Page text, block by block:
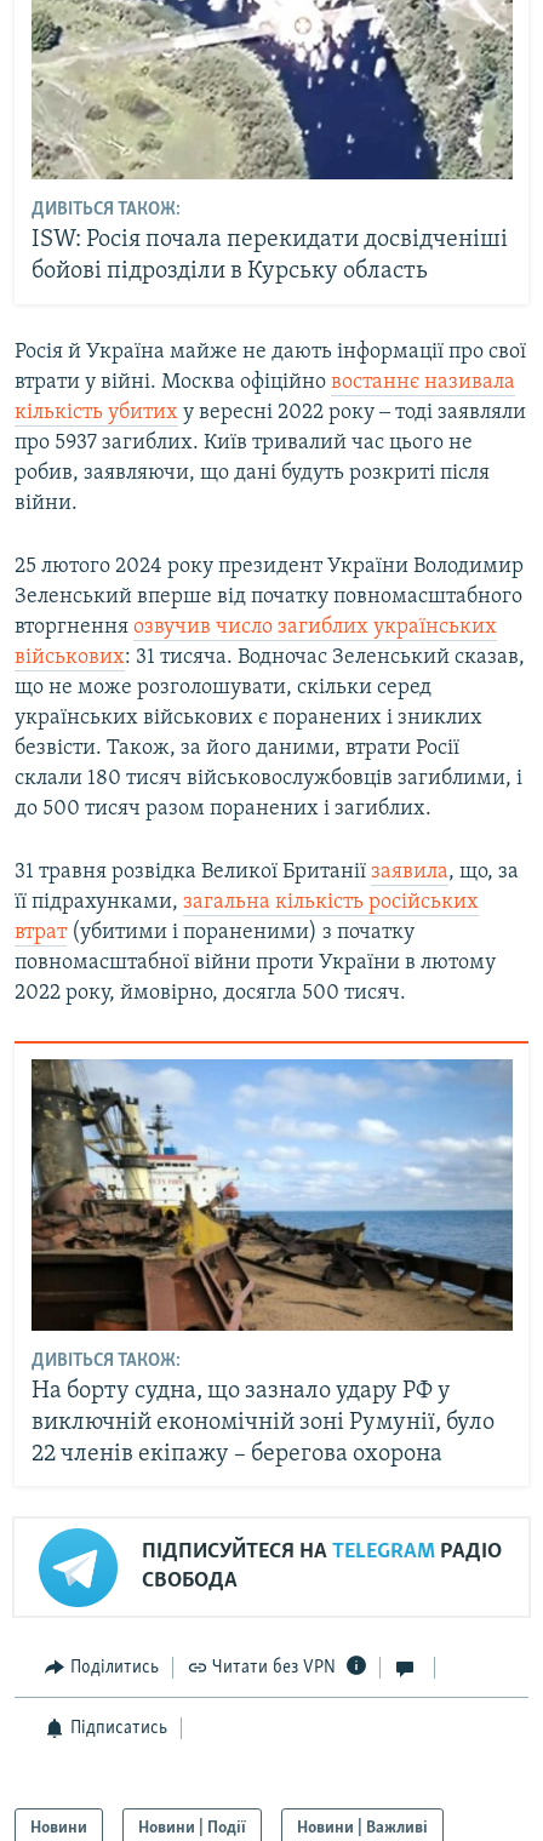
ДИВІТЬСЯ ТАКОЖ:
ISW: Росія почала перекидати досвідченіші
бойові підрозділи в Курську область
Росія й Україна майже не дають інформації про свої
втрати у війні. Москва офіційно востаннє називала
кількість убитих у вересні 2022 року ‒ тоді заявляли
про 5937 загиблих. Київ тривалий час цього не
робив, заявляючи, що дані будуть розкриті після
війни.
25 лютого 2024 року президент України Володимир
Зеленський вперше від початку повномасштабного
вторгнення озвучив число загиблих українських
військових: 31 тисяча. Водночас Зеленський сказав,
що не може розголошувати, скільки серед
українських військових є поранених і зниклих
безвісти. Також, за його даними, втрати Росії
склали 180 тисяч військовослужбовців загиблими, і
до 500 тисяч разом поранених і загиблих.
31 травня розвідка Великої Британії заявила, що, за
її підрахунками, загальна кількість російських
втрат(убитими і пораненими) з початку
повномасштабної війни проти України в лютому
2022 року, ймовірно, досягла 500 тисяч.
ДИВІТЬСЯ ТАКОЖ:
На борту судна, що зазнало удару РФ у
виключній економічній зоні Румунії, було
22 членів екіпажу – берегова охорона
ПІДПИСУЙТЕСЯ НА TELEGRAM РАДІО
СВОБОДА
Поділитись Читати без VPN
Підписатись
Новини Новини | Події Новини | Важливі